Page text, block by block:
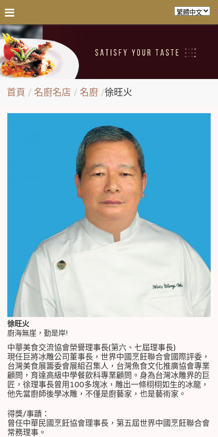
首頁 名廚名店 名廚 徐旺火
徐旺火
廚海無崖，勤是岸!
中華美食交流協會榮譽理事長(第六、七屆理事長)
現任巨將冰雕公司董事長，世界中國烹飪聯合會國際評委，
台灣美食展籌委會展組召集人，台灣魚食文化推廣協會專業
顧問，育達高級中學餐飲科專業顧問。身為台灣冰雕界的巨
匠，徐理事長曾用100多塊冰，雕出一條栩栩如生的冰龍，
他先當廚師後學冰雕，不僅是廚藝家，也是藝術家。
得獎/事蹟：
曾任中華民國烹飪協會理事長，第五屆世界中國烹飪聯合會
常務理事。